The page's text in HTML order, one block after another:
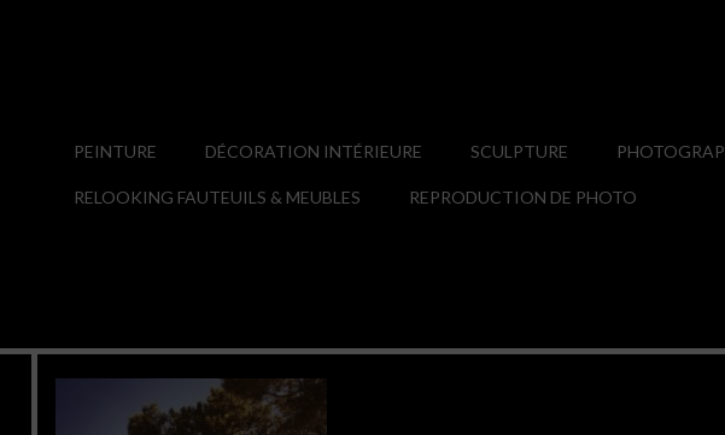
PEINTURE DÉCORATION INTÉRIEURE SCULPTURE
RELOOKING FAUTEUILS & MEUBLES REPRODUCTION DE PHOTO